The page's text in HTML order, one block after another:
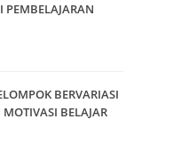
PEMBELAJARAN
BERVARIASI
BELAJAR